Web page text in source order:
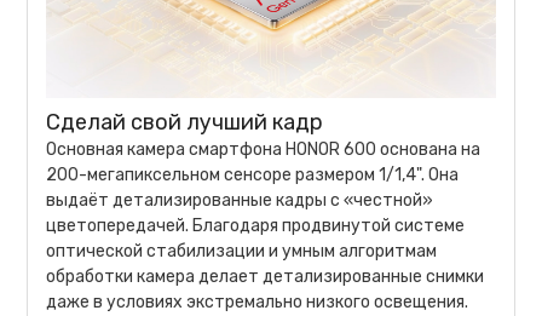
Сделай свой лучший кадр
Основная камера смартфона HONOR 600 основана на
200-мегапиксельном сенсоре размером 1/1,4". Она
выдаёт детализированные кадры с «честной»
цветопередачей. Благодаря продвинутой системе
оптической стабилизации и умным алгоритмам
обработки камера делает детализированные снимки
даже в условиях экстремально низкого освещения.